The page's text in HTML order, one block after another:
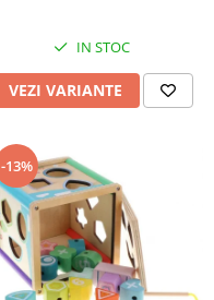
IN STOC
VEZI VARIANTE
-13%